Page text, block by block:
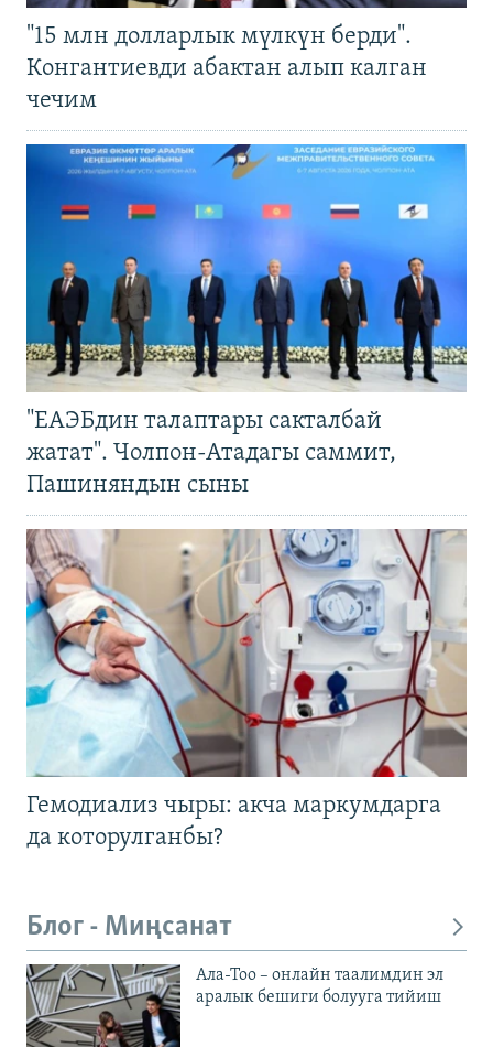
"15 млн долларлык мүлкүн берди".
Конгантиевди абактан алып калган
чечим
"ЕАЭБдин талаптары сакталбай
жатат". Чолпон-Атадагы саммит,
Пашиняндын сыны
Гемодиализ чыры: акча маркумдарга
да которулганбы?
Блог - Миңсанат
Ала-Тоо – онлайн таалимдин эл
аралык бешиги болууга тийиш